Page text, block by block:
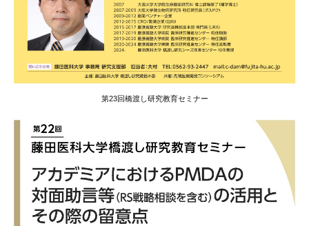
第23回橋渡し研究教育セミナー